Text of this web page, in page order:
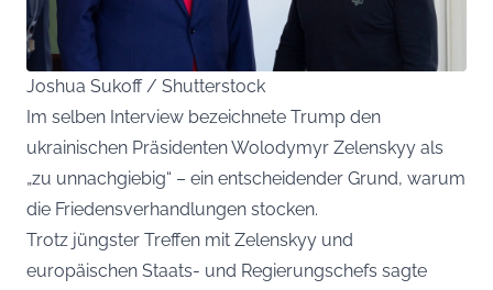
Joshua Sukoff / Shutterstock
Im selben Interview bezeichnete Trump den
ukrainischen Präsidenten Wolodymyr Zelenskyy als
„zu unnachgiebig“ – ein entscheidender Grund, warum
die Friedensverhandlungen stocken.
Trotz jüngster Treffen mit Zelenskyy und
europäischen Staats- und Regierungschefs sagte